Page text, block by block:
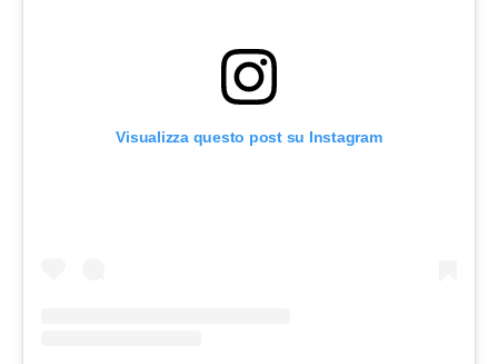
Visualizza questo post su Instagram